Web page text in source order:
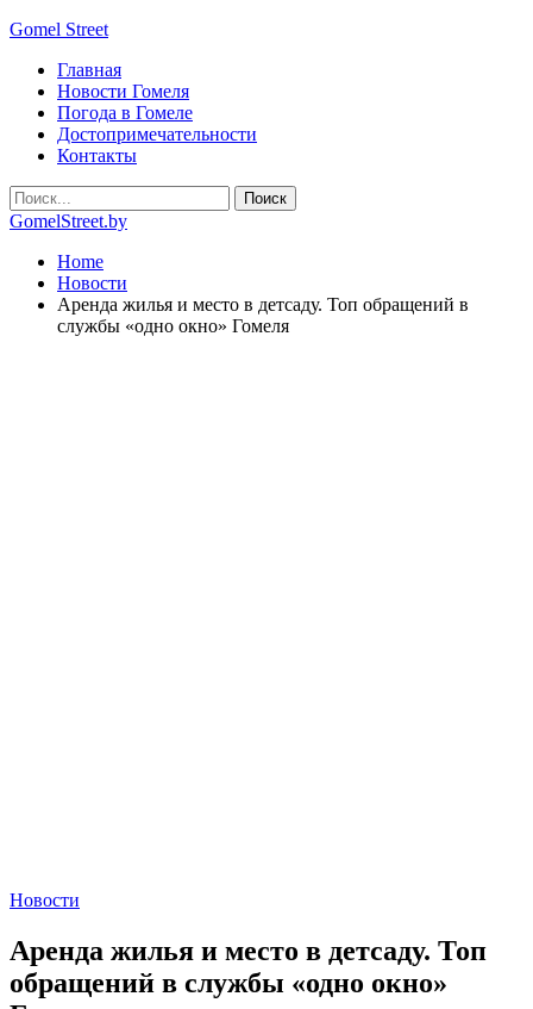
Gomel Street
Главная
Новости Гомеля
Погода в Гомеле
Достопримечательности
Контакты
GomelStreet.by
Home
Новости
Аренда жилья и место в детсаду. Топ обращений в
службы «одно окно» Гомеля
Новости
Аренда жилья и место в детсаду. Топ
обращений в службы «одно окно»